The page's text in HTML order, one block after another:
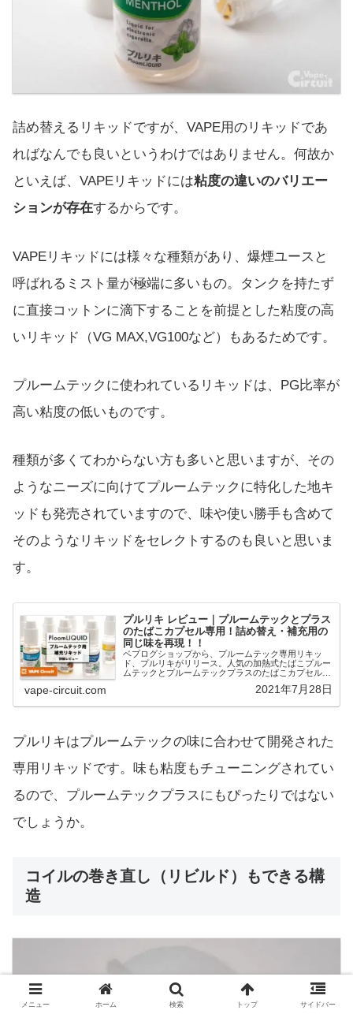
詰め替えるリキッドですが、VAPE用のリキッドであ
ればなんでも良いというわけではありません。何故か
といえば、VAPEリキッドには粘度の違いのバリエー
ションが存在するからです。
VAPEリキッドには様々な種類があり、爆煙ユースと
呼ばれるミスト量が極端に多いもの。タンクを持たず
に直接コットンに滴下することを前提とした粘度の高
いリキッド（VG MAX,VG100など）もあるためです。
プルームテックに使われているリキッドは、PG比率が
高い粘度の低いものです。
種類が多くてわからない方も多いと思いますが、その
ようなニーズに向けてプルームテックに特化した地キ
ッドも発売されていますので、味や使い勝手も含めて
そのようなリキッドをセレクトするのも良いと思いま
す。
プルリキ レビュー｜プルームテックとプラス
のたばこカプセル専用！詰め替え・補充用の
同じ味を再現！！
ベプログショップから、プルームテック専用リキッ
ド、プルリキがリリース。人気の加熱式たばこプルー
ムテックとプルームテックプラスのたばこカプセルと
vape-circuit.com 2021年7月28日
プルリキはプルームテックの味に合わせて開発された
専用リキッドです。味も粘度もチューニングされてい
るので、プルームテックプラスにもぴったりではない
でしょうか。
コイルの巻き直し（リビルド）もできる構
造
メニュー ホーム 検索 トップ サイドバー